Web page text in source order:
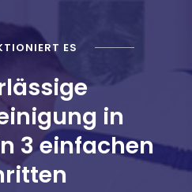
ES
in
3 einfachen